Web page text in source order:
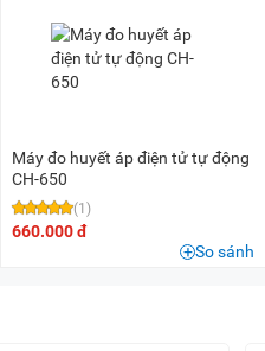
Máy đo huyết áp điện tử tự động
CH-650
(1)
660.000 đ
So sánh